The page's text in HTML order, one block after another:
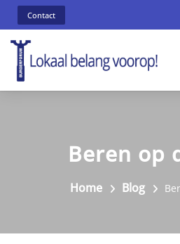
Contact
Beren op
Home Blog